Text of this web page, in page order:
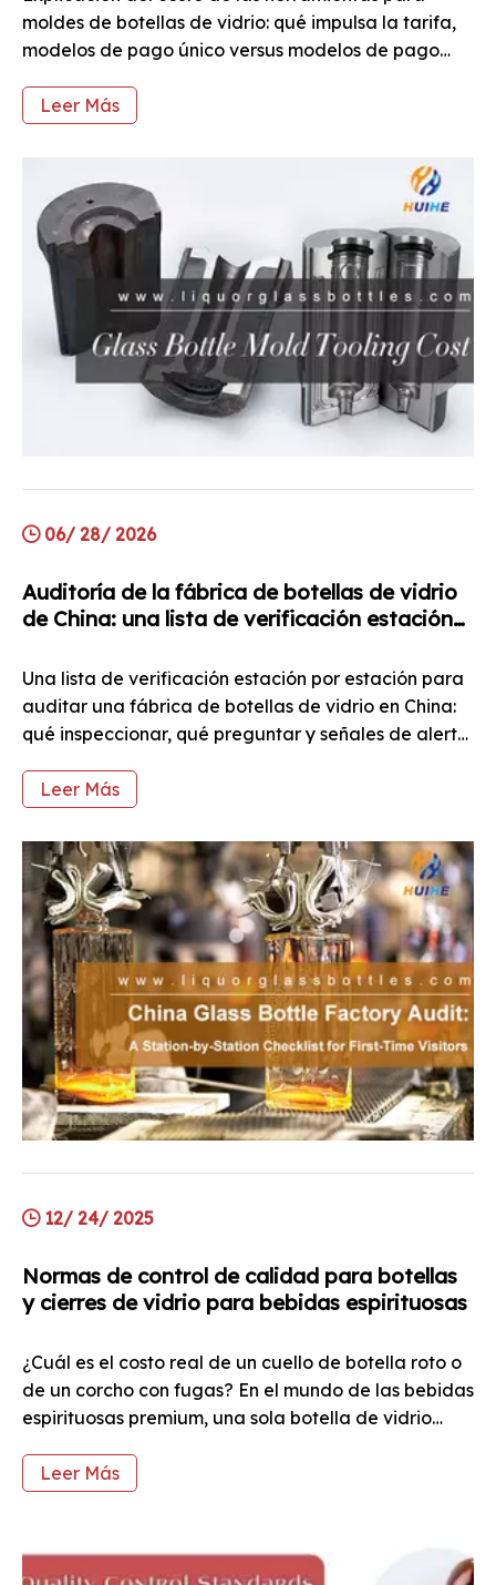
moldes de botellas de vidrio: qué impulsa la tarifa,
modelos de pago único versus modelos de pago
términos del contrato de propiedad que importan.
Leer Más
06/ 28/ 2026
Auditoría de la fábrica de botellas de vidrio
de China: una lista de verificación estación
primera vez
Una lista de verificación estación por estación para
auditar una fábrica de botellas de vidrio en China:
qué inspeccionar, qué preguntar y señales de alerta
Leer Más
12/ 24/ 2025
Normas de control de calidad para botellas
y cierres de vidrio para bebidas espirituosas
¿Cuál es el costo real de un cuello de botella roto o
de un corcho con fugas? En el mundo de las bebidas
espirituosas premium, una sola botella de vidrio
dañar la reputación de una marca o incluso
Leer Más